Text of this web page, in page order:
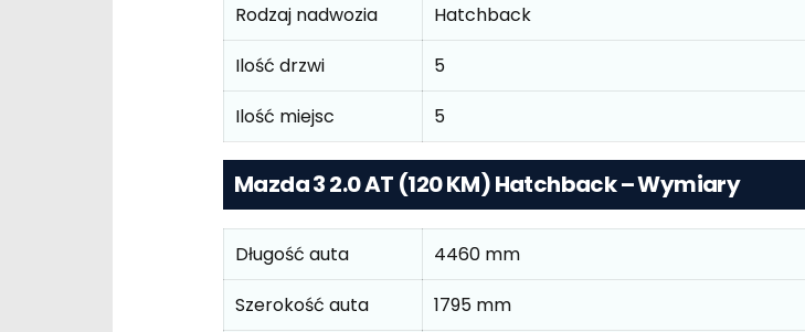
Rodzaj nadwozia
Hatchback
Ilość drzwi
5
Ilość miejsc
5
Mazda 3 2.0 AT (120 KM) Hatchback – Wymiary
Długość auta
4460 mm
Szerokość auta
1795 mm